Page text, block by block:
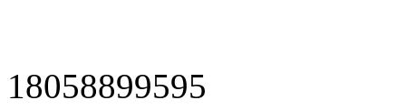
18058899595